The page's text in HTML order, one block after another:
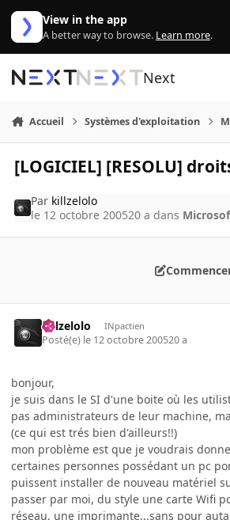
Aller au contenu
View in the app
A better way to browse. Learn more.
Next
Accueil Systèmes d'exploitation
[LOGICIEL] [RESOLU]
Par killzelolo
le 12 octobre 200520 a dans
killzelolo INpactien
Posté(e) le 12 octobre 200520 a
bonjour,
je suis dans le SI d'une boite où les
pas administrateurs de leur machine,
(ce qui est trés bien d'ailleurs!!)
mon problème est que je voudrais
certaines personnes possédant un pc
puissent installer de nouveau matériel
passer par moi, du style une carte Wifi
réseau, une imprimante...sans pour